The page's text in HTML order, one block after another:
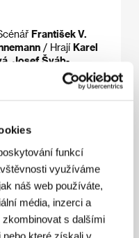
funkcí
využíváme
náš web používáte,
média, inzerci a
zkombinovat s dalšími
nebo které získali v
František V.
/ Hrají Karel
Josef Šváb-
V. Kučera, Saša